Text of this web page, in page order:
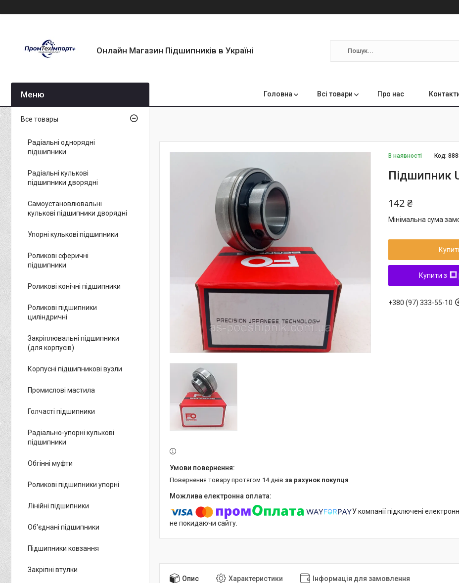
Онлайн Магазин Підшипників в Україні
Головна Всі товари Про нас
В наявності Код:
Підшипник
142 ₴
Мінімальна сума
Купити з
+380 (97) 333-55-10
повернення товару протягом 14 днів за рахунок покупця
У компанії підключені
не покидаючи сайту.
Опис Характеристики Інформація для замовлення
Все товары
Радіальні однорядні
підшипники
Радіальні кулькові
підшипники дворядні
Самоустановлювальні
кулькові підшипники дворядні
Упорні кулькові підшипники
Роликові сферичні
підшипники
Роликові конічні підшипники
Роликові підшипники
циліндричні
Закріплювальні підшипники
(для корпусів)
Корпусні підшипникові вузли
Промислові мастила
Голчасті підшипники
Радіально-упорні кулькові
підшипники
Обгінні муфти
Роликові підшипники упорні
Лінійні підшипники
Об'єднані підшипники
Підшипники ковзання
Закріпні втулки